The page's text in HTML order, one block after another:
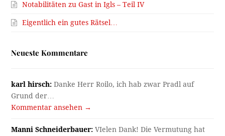
Notabilitäten zu Gast in Igls – Teil IV
Eigentlich ein gutes Rätsel…
Neueste Kommentare
karl hirsch: Danke Herr Roilo, ich hab zwar Pradl auf
Grund der…
Kommentar ansehen →
Manni Schneiderbauer: VIelen Dank! Die Vermutung hat